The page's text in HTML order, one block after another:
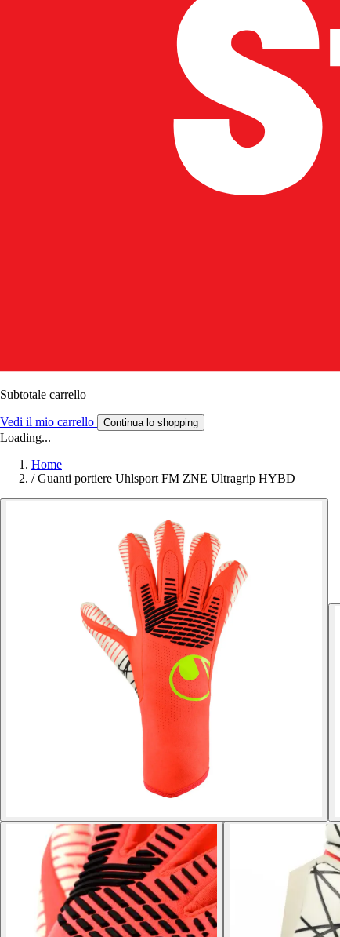
Subtotale carrello
Vedi il mio carrello Continua lo shopping
Loading...
Home
/ Guanti portiere Uhlsport FM ZNE Ultragrip HYBD